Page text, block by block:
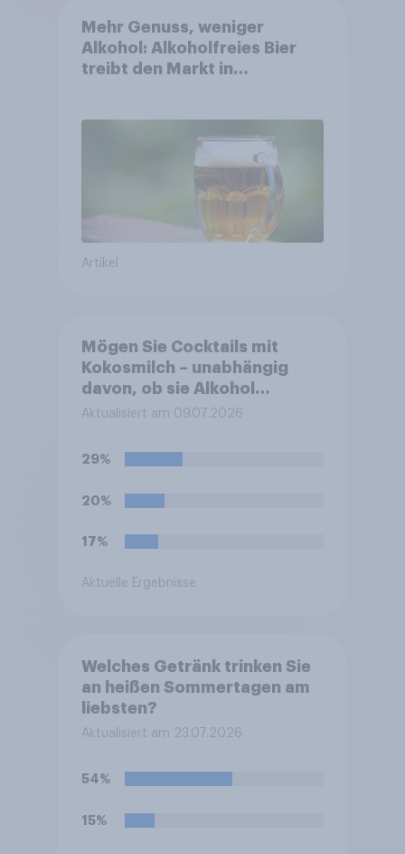
Mehr Genuss, weniger
Alkohol: Alkoholfreies Bier
treibt den Markt in
Artikel
Mögen Sie Cocktails mit
Kokosmilch – unabhängig
davon, ob sie Alkohol
enthalten oder alkoholfrei
Aktualisiert am 09.07.2026
29%
20%
17%
Aktuelle Ergebnisse
Welches Getränk trinken Sie
an heißen Sommertagen am
liebsten?
Aktualisiert am 23.07.2026
54%
15%